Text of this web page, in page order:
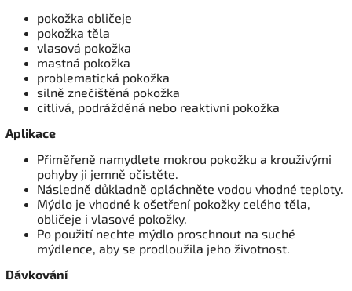
pokožka obličeje
pokožka těla
vlasová pokožka
mastná pokožka
problematická pokožka
silně znečištěná pokožka
citlivá, podrážděná nebo reaktivní pokožka
Aplikace
Přiměřeně namydlete mokrou pokožku a krouživými
pohyby ji jemně očistěte.
Následně důkladně opláchněte vodou vhodné teploty.
Mýdlo je vhodné k ošetření pokožky celého těla,
obličeje i vlasové pokožky.
Po použití nechte mýdlo proschnout na suché
mýdlence, aby se prodloužila jeho životnost.
Dávkování